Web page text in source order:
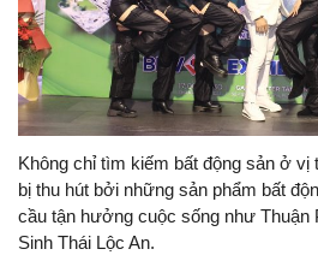
Không chỉ tìm kiếm bất động sản ở vị
bị thu hút bởi những sản phẩm bất
cầu tận hưởng cuộc sống như Thuận
Sinh Thái Lộc An.